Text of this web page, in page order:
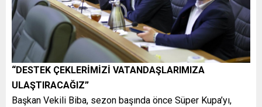
“DESTEK ÇEKLERİMİZİ VATANDAŞLARIMIZA
ULAŞTIRACAĞIZ”
Başkan Vekili Biba, sezon başında önce Süper Kupa’yı,